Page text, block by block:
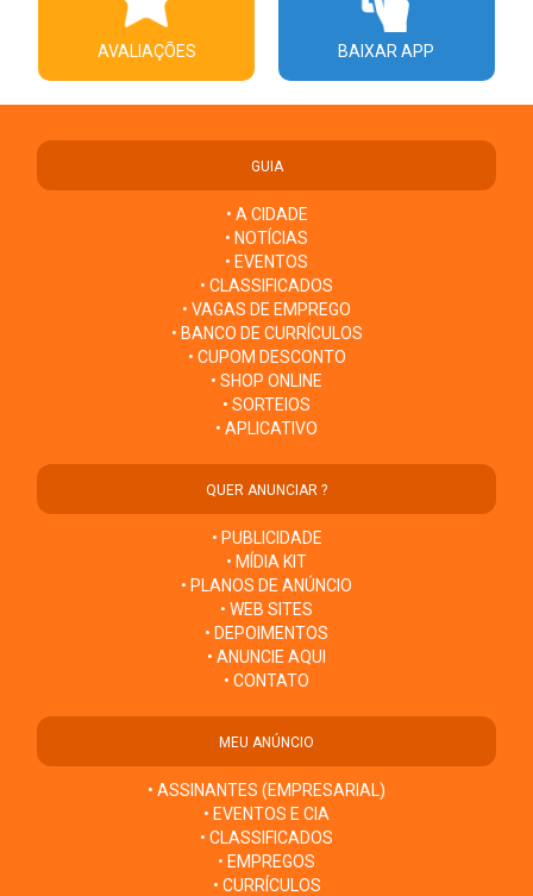
AVALIAÇÕES BAIXAR APP
GUIA
• A CIDADE
• NOTÍCIAS
• EVENTOS
• CLASSIFICADOS
• VAGAS DE EMPREGO
• BANCO DE CURRÍCULOS
• CUPOM DESCONTO
• SHOP ONLINE
• SORTEIOS
• APLICATIVO
QUER ANUNCIAR ?
• PUBLICIDADE
• MÍDIA KIT
• PLANOS DE ANÚNCIO
• WEB SITES
• DEPOIMENTOS
• ANUNCIE AQUI
• CONTATO
MEU ANÚNCIO
• ASSINANTES (EMPRESARIAL)
• EVENTOS E CIA
• CLASSIFICADOS
• EMPREGOS
• CURRÍCULOS